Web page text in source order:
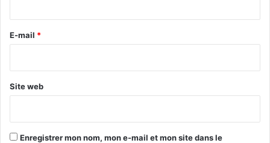
e
E-mail *
Site web
Enregistrer mon nom, mon e-mail et mon site dans le